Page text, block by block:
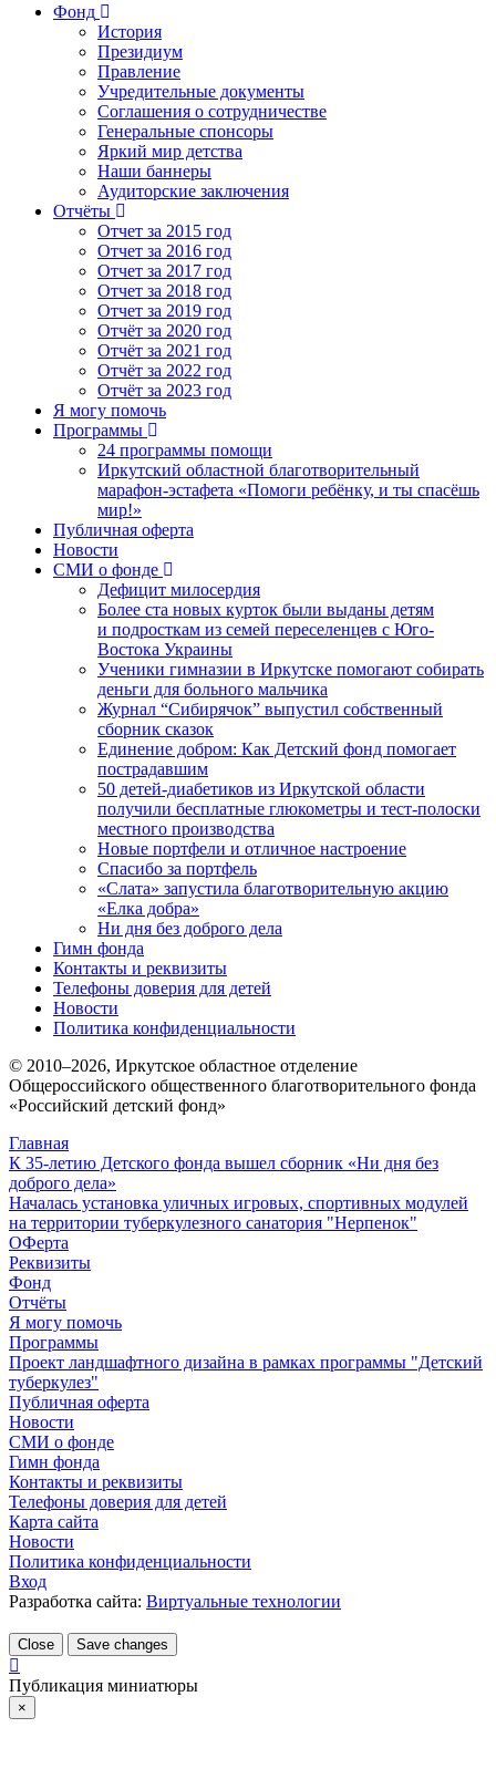
Фонд
История
Президиум
Правление
Учредительные документы
Соглашения о сотрудничестве
Генеральные спонсоры
Яркий мир детства
Наши баннеры
Аудиторские заключения
Отчёты
Отчет за 2015 год
Отчет за 2016 год
Отчет за 2017 год
Отчет за 2018 год
Отчет за 2019 год
Отчёт за 2020 год
Отчёт за 2021 год
Отчёт за 2022 год
Отчёт за 2023 год
Я могу помочь
Программы
24 программы помощи
Иркутский областной благотворительный
марафон-эстафета «Помоги ребёнку, и ты спасёшь
мир!»
Публичная оферта
Новости
СМИ о фонде
Дефицит милосердия
Более ста новых курток были выданы детям
и подросткам из семей переселенцев с Юго-
Востока Украины
Ученики гимназии в Иркутске помогают собирать
деньги для больного мальчика
Журнал “Сибирячок” выпустил собственный
сборник сказок
Единение добром: Как Детский фонд помогает
пострадавшим
50 детей-диабетиков из Иркутской области
получили бесплатные глюкометры и тест-полоски
местного производства
Новые портфели и отличное настроение
Спасибо за портфель
«Слата» запустила благотворительную акцию
«Елка добра»
Ни дня без доброго дела
Гимн фонда
Контакты и реквизиты
Телефоны доверия для детей
Новости
Политика конфиденциальности
© 2010–2026, Иркутское областное отделение
Общероссийского общественного благотворительного фонда
«Российский детский фонд»
Главная
К 35-летию Детского фонда вышел сборник «Ни дня без
доброго дела»
Началась установка уличных игровых, спортивных модулей
на территории туберкулезного санатория "Нерпенок"
ОФерта
Реквизиты
Фонд
Отчёты
Я могу помочь
Программы
Проект ландшафтного дизайна в рамках программы "Детский
туберкулез"
Публичная оферта
Новости
СМИ о фонде
Гимн фонда
Контакты и реквизиты
Телефоны доверия для детей
Карта сайта
Новости
Политика конфиденциальности
Вход
Разработка сайта: Виртуальные технологии
Close Save changes
Публикация миниатюры
×